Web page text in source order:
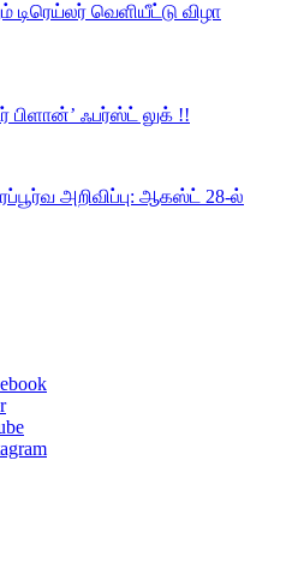
வெளியீட்டு விழா
பிளான்’ ஃபர்ஸ்ட் லுக் !!
அறிவிப்பு: ஆகஸ்ட் 28-ல்